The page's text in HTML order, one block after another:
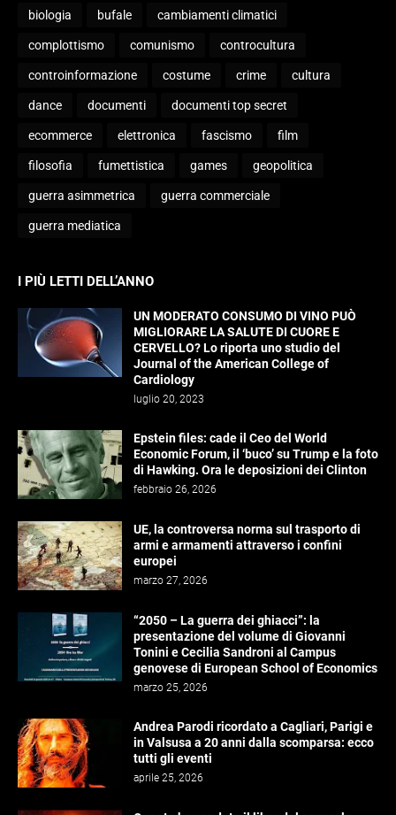
biologia bufale cambiamenti climatici
complottismo comunismo controcultura
controinformazione costume crime cultura
dance documenti documenti top secret
ecommerce elettronica fascismo film
filosofia fumettistica games geopolitica
guerra asimmetrica guerra commerciale
guerra mediatica
I PIÙ LETTI DELL’ANNO
UN MODERATO CONSUMO DI VINO PUÒ
MIGLIORARE LA SALUTE DI CUORE E
CERVELLO? Lo riporta uno studio del
Journal of the American College of
Cardiology
luglio 20, 2023
Epstein files: cade il Ceo del World
Economic Forum, il ‘buco’ su Trump e la foto
di Hawking. Ora le deposizioni dei Clinton
febbraio 26, 2026
UE, la controversa norma sul trasporto di
armi e armamenti attraverso i confini
europei
marzo 27, 2026
“2050 – La guerra dei ghiacci”: la
presentazione del volume di Giovanni
Tonini e Cecilia Sandroni al Campus
genovese di European School of Economics
marzo 25, 2026
Andrea Parodi ricordato a Cagliari, Parigi e
in Valsusa a 20 anni dalla scomparsa: ecco
tutti gli eventi
aprile 25, 2026